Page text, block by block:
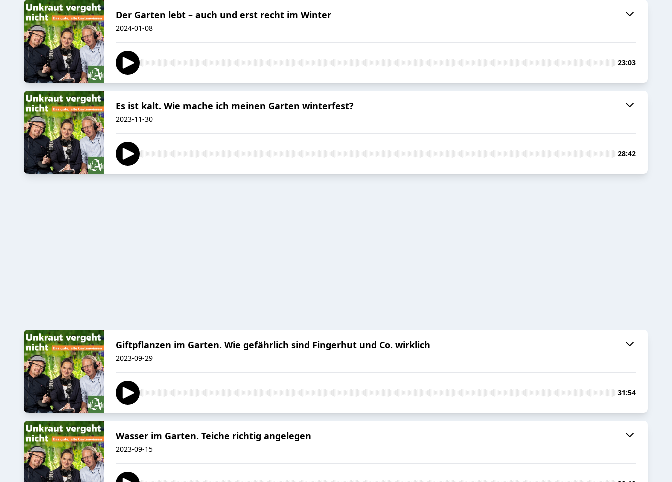
Der Garten lebt – auch und erst recht im Winter
2024-01-08
23:03
Es ist kalt. Wie mache ich meinen Garten winterfest?
2023-11-30
28:42
Giftpflanzen im Garten. Wie gefährlich sind Fingerhut und Co. wirklich
2023-09-29
31:54
Wasser im Garten. Teiche richtig angelegen
2023-09-15